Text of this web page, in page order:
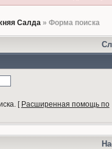
Салда» Форма поиска
[ Расширенная помощь по